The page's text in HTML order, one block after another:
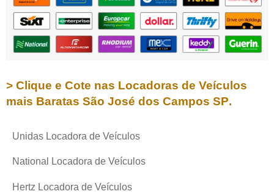
> Clique e Cote nas Locadoras de Veículos
mais Baratas São José dos Campos SP.
Unidas Locadora de Veículos
National Locadora de Veículos
Hertz Locadora de Veículos